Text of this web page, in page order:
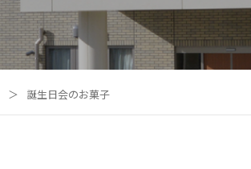
＞ 誕生日会のお菓子